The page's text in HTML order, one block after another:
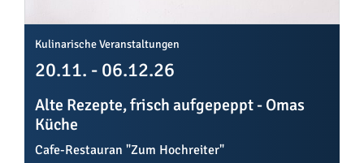
Kulinarische Veranstaltungen
20.11. - 06.12.26
Alte Rezepte, frisch aufgepeppt - Omas
Küche
Cafe-Restauran "Zum Hochreiter"